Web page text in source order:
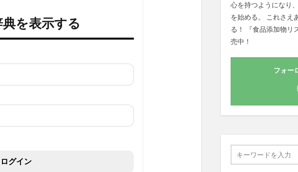
を表示する
心を持つようになり
を始める。 これさえ
る！ 『食品添加物リ
売中！
フォー